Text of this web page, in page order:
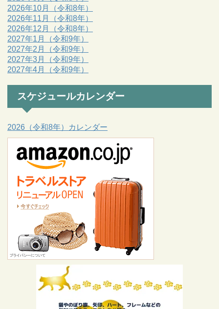
2026年10月（令和8年）
2026年11月（令和8年）
2026年12月（令和8年）
2027年1月（令和9年）
2027年2月（令和9年）
2027年3月（令和9年）
2027年4月（令和9年）
スケジュールカレンダー
2026（令和8年）カレンダー